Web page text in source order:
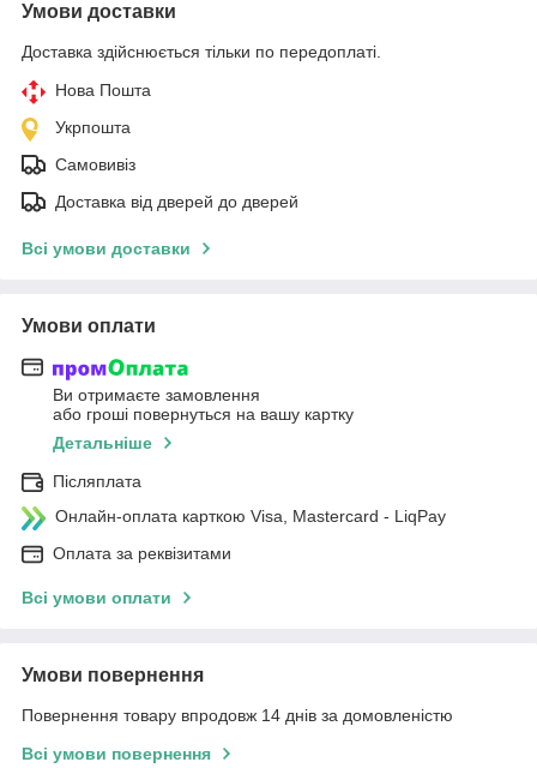
Умови доставки
Доставка здійснюється тільки по передоплаті.
Нова Пошта
Укрпошта
Самовивіз
Доставка від дверей до дверей
Всі умови доставки
Умови оплати
Ви отримаєте замовлення
або гроші повернуться на вашу картку
Детальніше
Післяплата
Онлайн-оплата карткою Visa, Mastercard - LiqPay
Оплата за реквізитами
Всі умови оплати
Умови повернення
Повернення товару впродовж 14 днів за домовленістю
Всі умови повернення